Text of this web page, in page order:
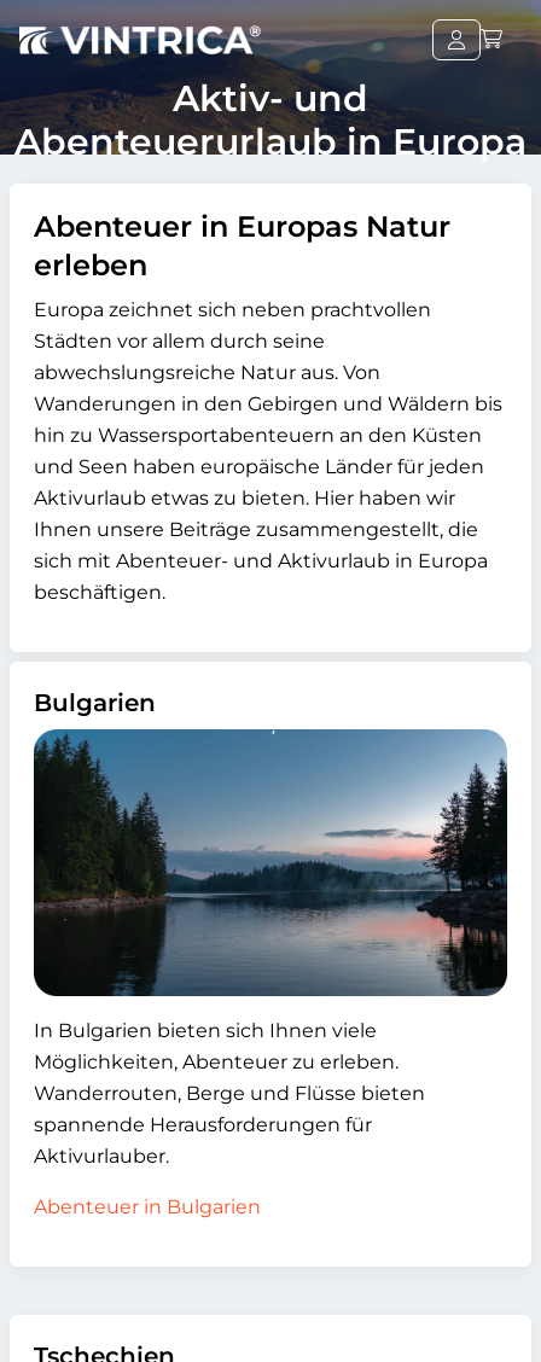
Aktiv- und
Abenteuerurlaub in Europa
Abenteuer in Europas Natur
erleben
Europa zeichnet sich neben prachtvollen
Städten vor allem durch seine
abwechslungsreiche Natur aus. Von
Wanderungen in den Gebirgen und Wäldern bis
hin zu Wassersportabenteuern an den Küsten
und Seen haben europäische Länder für jeden
Aktivurlaub etwas zu bieten. Hier haben wir
Ihnen unsere Beiträge zusammengestellt, die
sich mit Abenteuer- und Aktivurlaub in Europa
beschäftigen.
Bulgarien
In Bulgarien bieten sich Ihnen viele
Möglichkeiten, Abenteuer zu erleben.
Wanderrouten, Berge und Flüsse bieten
spannende Herausforderungen für
Aktivurlauber.
Abenteuer in Bulgarien
Tschechien